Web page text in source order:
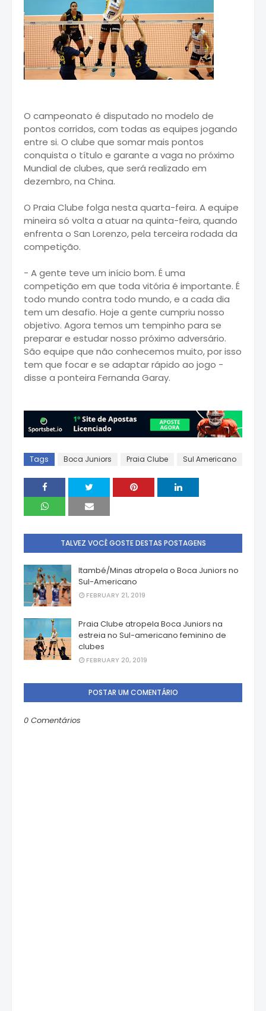
O campeonato é disputado no modelo de
pontos corridos, com todas as equipes jogando
entre si. O clube que somar mais pontos
conquista o título e garante a vaga no próximo
Mundial de clubes, que será realizado em
dezembro, na China.
O Praia Clube folga nesta quarta-feira. A equipe
mineira só volta a atuar na quinta-feira, quando
enfrenta o San Lorenzo, pela terceira rodada da
competição.
- A gente teve um início bom. É uma
competição em que toda vitória é importante. É
todo mundo contra todo mundo, e a cada dia
tem um desafio. Hoje a gente cumpriu nosso
objetivo. Agora temos um tempinho para se
preparar e estudar nosso próximo adversário.
São equipe que não conhecemos muito, por isso
tem que focar e se adaptar rápido ao jogo -
disse a ponteira Fernanda Garay.
Tags Boca Juniors Praia Clube Sul Americano
TALVEZ VOCÊ GOSTE DESTAS POSTAGENS
Itambé/Minas atropela o Boca Juniors no
Sul-Americano
FEBRUARY 21, 2019
Praia Clube atropela Boca Juniors na
estreia no Sul-americano feminino de
clubes
FEBRUARY 20, 2019
POSTAR UM COMENTÁRIO
0 Comentários